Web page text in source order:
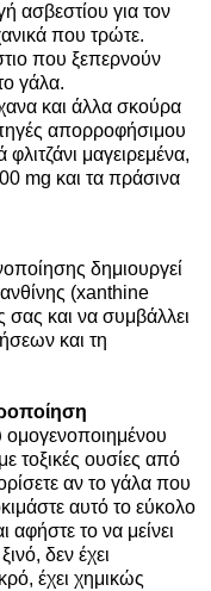
ασβεστίου για τον
που τρώτε.
που ξεπερνούν
γάλα.
και άλλα σκούρα
απορροφήσιμου
μαγειρεμένα,
mg και τα πράσινα
δημιουργεί
(xanthine
σας και να συμβάλλει
και τη
ομογενοποιημένου
τοξικές ουσίες από
αν το γάλα που
αυτό το εύκολο
αφήστε το να μείνει
δεν έχει
έχει χημικώς